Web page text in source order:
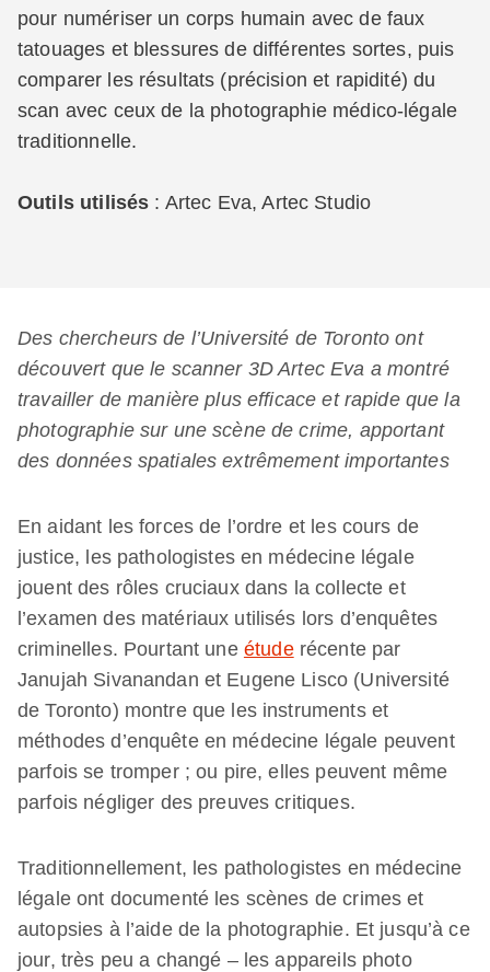
pour numériser un corps humain avec de faux
tatouages et blessures de différentes sortes, puis
comparer les résultats (précision et rapidité) du
scan avec ceux de la photographie médico-légale
traditionnelle.
Outils utilisés : Artec Eva, Artec Studio
Des chercheurs de l’Université de Toronto ont
découvert que le scanner 3D Artec Eva a montré
travailler de manière plus efficace et rapide que la
photographie sur une scène de crime, apportant
des données spatiales extrêmement importantes
En aidant les forces de l’ordre et les cours de
justice, les pathologistes en médecine légale
jouent des rôles cruciaux dans la collecte et
l’examen des matériaux utilisés lors d’enquêtes
criminelles. Pourtant une étuderécente par
Janujah Sivanandan et Eugene Lisco (Université
de Toronto) montre que les instruments et
méthodes d’enquête en médecine légale peuvent
parfois se tromper ; ou pire, elles peuvent même
parfois négliger des preuves critiques.
Traditionnellement, les pathologistes en médecine
légale ont documenté les scènes de crimes et
autopsies à l’aide de la photographie. Et jusqu’à ce
jour, très peu a changé – les appareils photo